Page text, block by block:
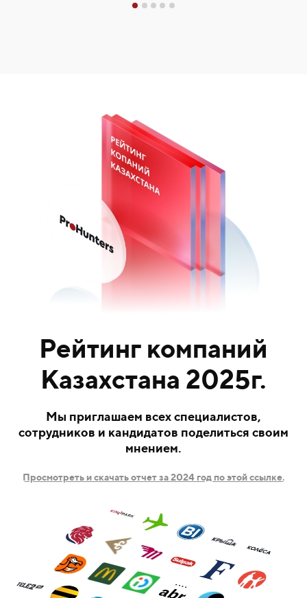
Рейтинг компаний
Казахстана 2025г.
Мы приглашаем всех специалистов,
сотрудников и кандидатов поделиться своим
мнением.
Просмотреть и скачать отчет за 2024 год по этой ссылке.